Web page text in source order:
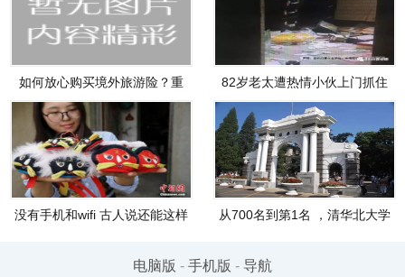
如何放心购买境外旅游险？重
82岁老太遭热情小伙上门抓住
没有手机和wifi 古人说还能这样
从700名到第1名 ，清华北大学
电脑版 - 手机版 - 导航